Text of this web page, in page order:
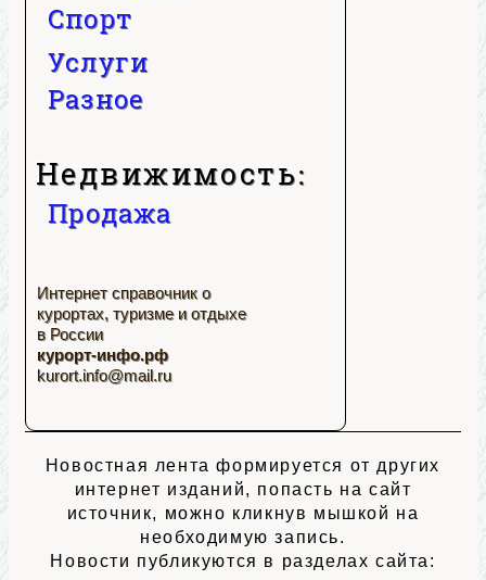
Спорт
Услуги
Разное
Недвижимость:
Продажа
Интернет справочник о
курортах, туризме и отдыхе
в России
курорт-инфо.рф
kurort.info@mail.ru
Новостная лента формируется от других
интернет изданий, попасть на сайт
источник, можно кликнув мышкой на
необходимую запись.
Новости публикуются в разделах сайта: